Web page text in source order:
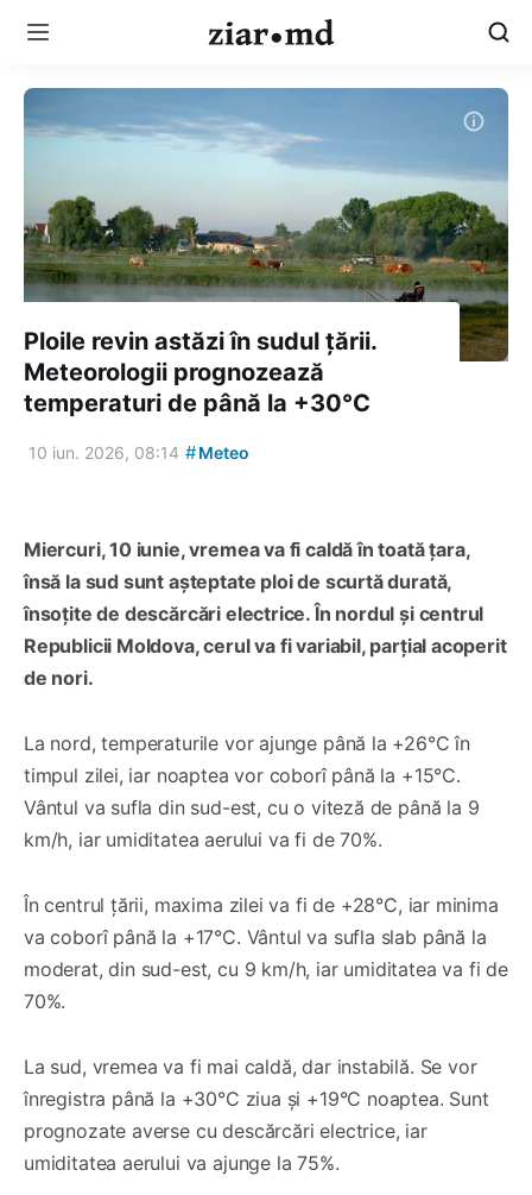
Ploile revin astăzi în sudul țării.
Meteorologii prognozează
temperaturi de până la +30°C
10 iun. 2026, 08:14 #Meteo
Miercuri, 10 iunie, vremea va fi caldă în toată țara,
însă la sud sunt așteptate ploi de scurtă durată,
însoțite de descărcări electrice. În nordul și centrul
Republicii Moldova, cerul va fi variabil, parțial acoperit
de nori.
La nord, temperaturile vor ajunge până la +26°C în
timpul zilei, iar noaptea vor coborî până la +15°C.
Vântul va sufla din sud-est, cu o viteză de până la 9
km/h, iar umiditatea aerului va fi de 70%.
În centrul țării, maxima zilei va fi de +28°C, iar minima
va coborî până la +17°C. Vântul va sufla slab până la
moderat, din sud-est, cu 9 km/h, iar umiditatea va fi de
70%.
La sud, vremea va fi mai caldă, dar instabilă. Se vor
înregistra până la +30°C ziua și +19°C noaptea. Sunt
prognozate averse cu descărcări electrice, iar
umiditatea aerului va ajunge la 75%.